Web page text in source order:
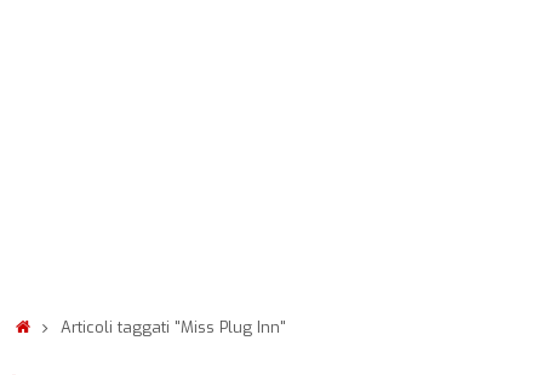
Articoli taggati "Miss Plug Inn"